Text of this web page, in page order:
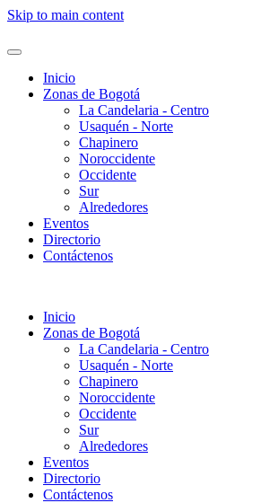
Skip to main content
Inicio
Zonas de Bogotá
La Candelaria - Centro
Usaquén - Norte
Chapinero
Noroccidente
Occidente
Sur
Alrededores
Eventos
Directorio
Contáctenos
Inicio
Zonas de Bogotá
La Candelaria - Centro
Usaquén - Norte
Chapinero
Noroccidente
Occidente
Sur
Alrededores
Eventos
Directorio
Contáctenos